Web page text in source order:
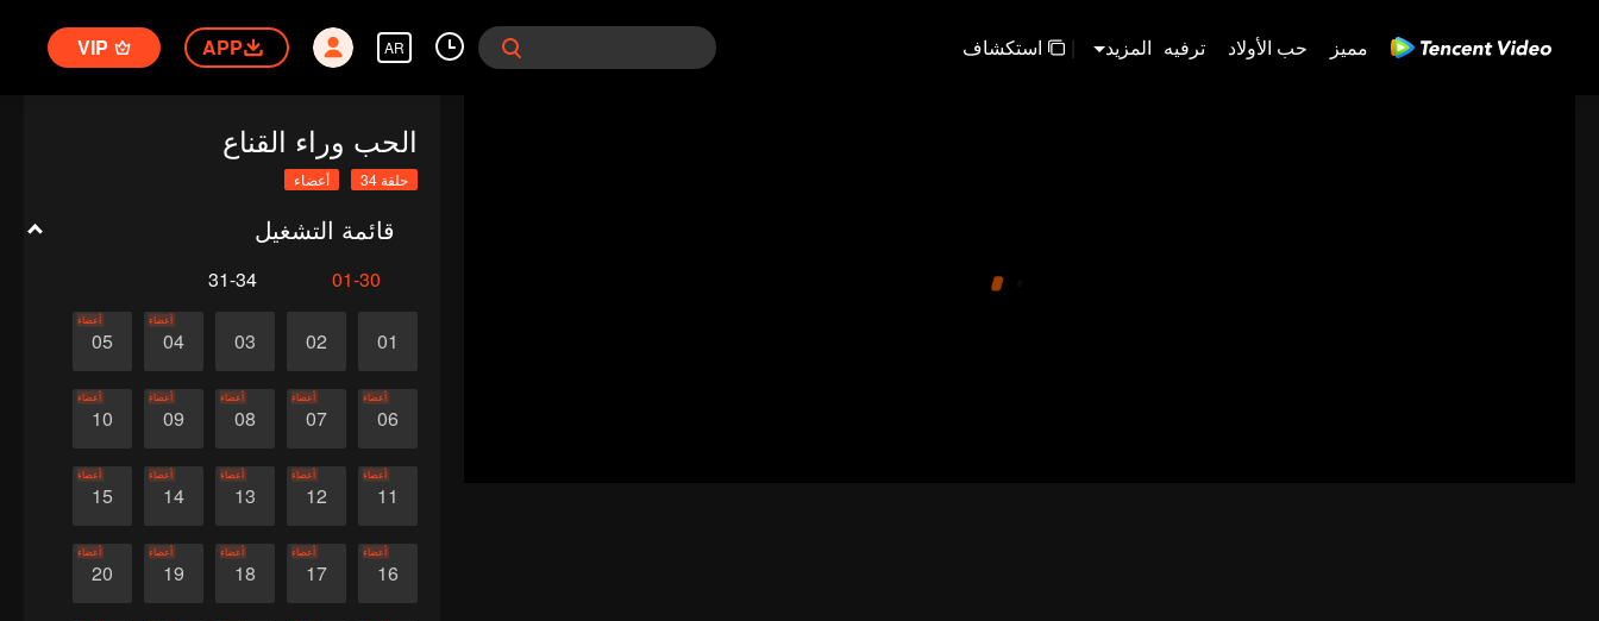
مميز حب الأولاد ترفيه المزيد | استكشاف AR
APP
VIP
الحب وراء القناع
حلقة 34 أعضاء
قائمة التشغيل
01-30
31-34
01
02
03
04
أعضاء
05
أعضاء
06
أعضاء
07
أعضاء
08
أعضاء
09
أعضاء
10
أعضاء
11
أعضاء
12
أعضاء
13
أعضاء
14
أعضاء
15
أعضاء
16
أعضاء
17
أعضاء
18
أعضاء
19
أعضاء
20
أعضاء